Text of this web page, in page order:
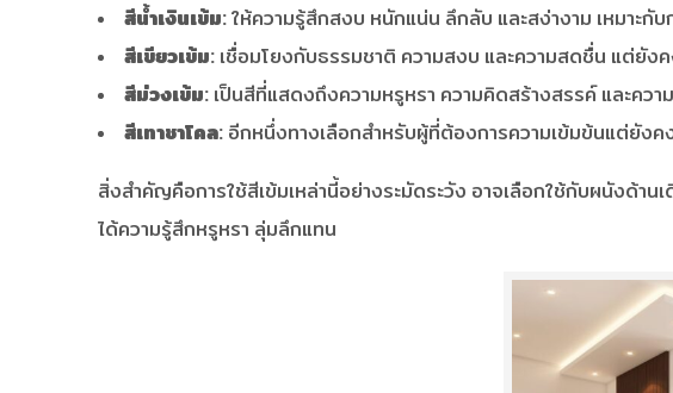
สีน้ำเงินเข้ม: ให้ความรู้สึกสงบ หนักแน่น ลึกลับ และสง่างาม เหมาะกั
สีเขียวเข้ม: เชื่อมโยงกับธรรมชาติ ความสงบ และความสดชื่น แต่ยัง
สีม่วงเข้ม: เป็นสีที่แสดงถึงความหรูหรา ความคิดสร้างสรรค์ และคว
สีเทาชาโคล: อีกหนึ่งทางเลือกสำหรับผู้ที่ต้องการความเข้มข้นแต่ยังค
สิ่งสำคัญคือการใช้สีเข้มเหล่านี้อย่างระมัดระวัง อาจเลือกใช้กับผนังด้า
ได้ความรู้สึกหรูหรา ลุ่มลึกแทน